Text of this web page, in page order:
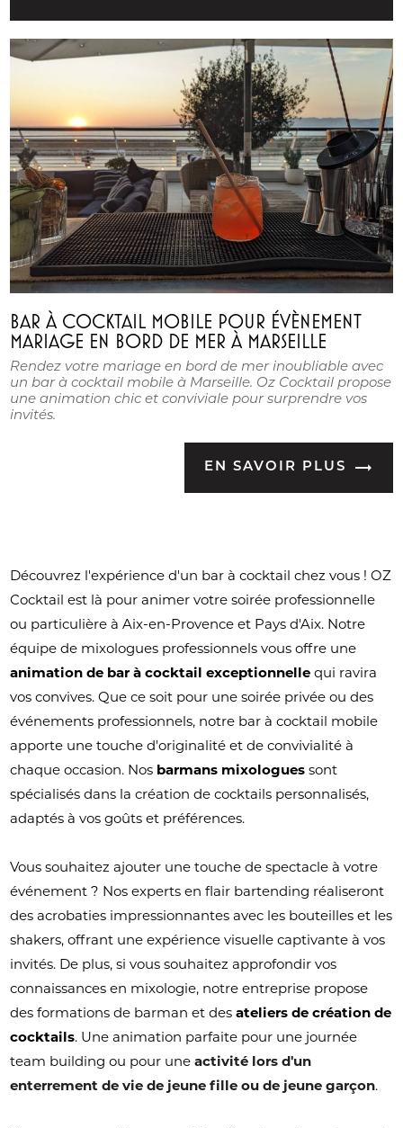
BAR À COCKTAIL MOBILE POUR ÉVÈNEMENT
MARIAGE EN BORD DE MER À MARSEILLE
Rendez votre mariage en bord de mer inoubliable avec
un bar à cocktail mobile à Marseille. Oz Cocktail propose
une animation chic et conviviale pour surprendre vos
invités.
EN SAVOIR PLUS
Découvrez l'expérience d'un bar à cocktail chez vous ! OZ
Cocktail est là pour animer votre soirée professionnelle
ou particulière à Aix-en-Provence et Pays d'Aix. Notre
équipe de mixologues professionnels vous offre une
animation de bar à cocktail exceptionnelle qui ravira
vos convives. Que ce soit pour une soirée privée ou des
événements professionnels, notre bar à cocktail mobile
apporte une touche d'originalité et de convivialité à
chaque occasion. Nos barmans mixologues sont
spécialisés dans la création de cocktails personnalisés,
adaptés à vos goûts et préférences.
Vous souhaitez ajouter une touche de spectacle à votre
événement ? Nos experts en flair bartending réaliseront
des acrobaties impressionnantes avec les bouteilles et les
shakers, offrant une expérience visuelle captivante à vos
invités. De plus, si vous souhaitez approfondir vos
connaissances en mixologie, notre entreprise propose
des formations de barman et desateliers de création de
cocktails. Une animation parfaite pour une journée
team building ou pour uneactivité lors d'un
enterrement de vie de jeune fille ou de jeune garçon.